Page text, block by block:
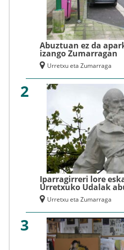
Abuztuan ez da
izango Zumarragan
Urretxu eta Zumarraga
2
Iparragirreri lore
Urretxuko Udalak
Urretxu eta Zumarraga
3